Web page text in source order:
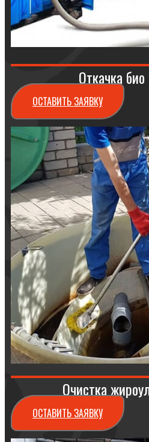
Откачка
ОСТАВИТЬ ЗАЯВКУ
Очистка
ОСТАВИТЬ ЗАЯВКУ